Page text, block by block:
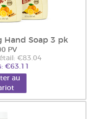
Hand Soap 3 pk
PV
€83.04
€63.11
au